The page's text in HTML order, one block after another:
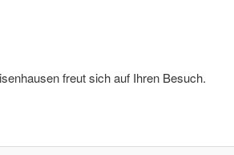
freut sich auf Ihren Besuch.